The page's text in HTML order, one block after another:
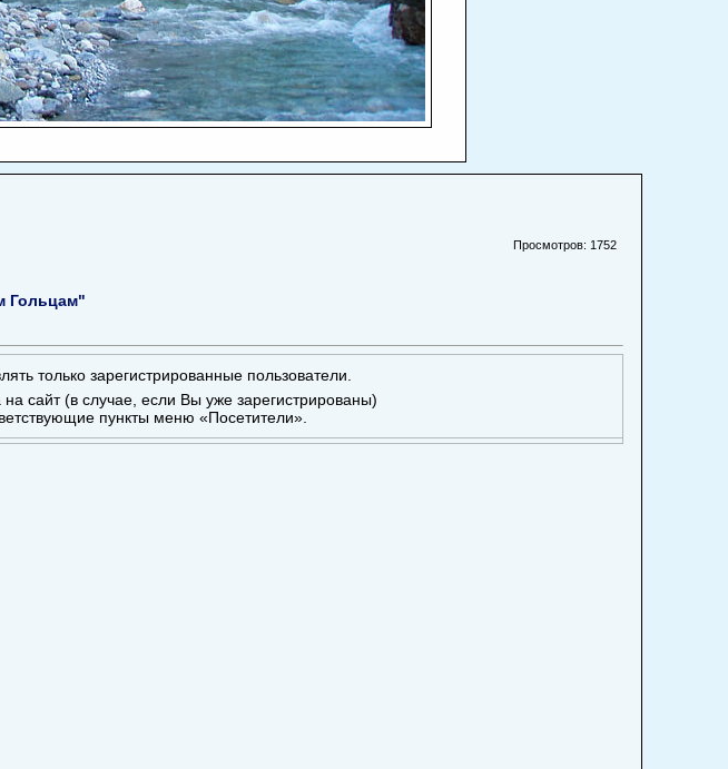
Гольцам"
Просмотров: 1752
только зарегистрированные пользователи.
сайт (в случае, если Вы уже зарегистрированы)
пункты меню «Посетители».